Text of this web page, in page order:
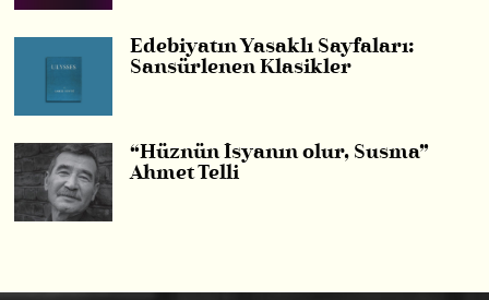
Edebiyatın Yasaklı Sayfaları:
Sansürlenen Klasikler
“Hüznün İsyanın olur, Susma”
Ahmet Telli